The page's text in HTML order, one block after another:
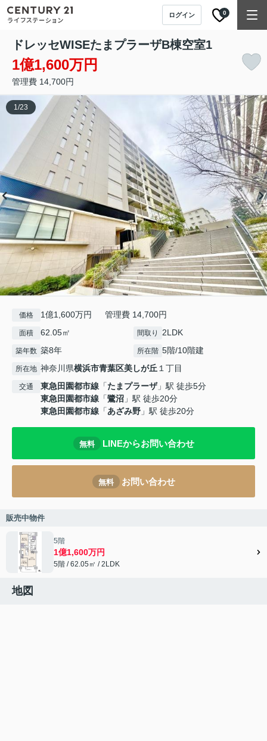
ログイン 0
ドレッセWISEたまプラーザB棟空室1
1億1,600万円
管理費 14,700円
1/23
価格 1億1,600万円 管理費 14,700円
面積 62.05㎡ 間取り 2LDK
築年数 築8年 所在階 5階/10階建
所在地 神奈川県横浜市青葉区美しが丘１丁目
交通 東急田園都市線 「たまプラーザ」駅 徒歩5分
東急田園都市線 「鷺沼 」駅 徒歩20分
東急田園都市線 「あざみ野 」駅 徒歩20分
無料 LINEからお問い合わせ
無料 お問い合わせ
販売中物件
5階
1億1,600万円
5階 / 62.05㎡ / 2LDK
地図